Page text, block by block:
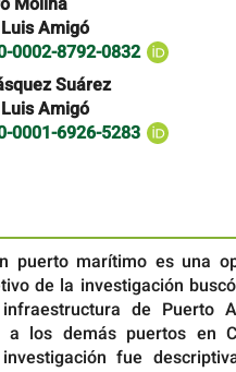
Amigó
0002-8792-0832
Suárez
Amigó
0001-6926-5283
puerto marítimo es una
de la investigación
de Puerto
a los demás puertos en
fue